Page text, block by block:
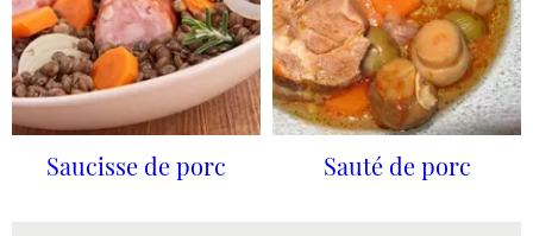
Saucisse de porc Sauté de porc